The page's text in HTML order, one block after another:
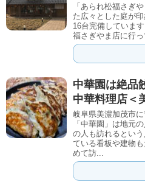
「あられ松福さぎ
た広々とした庭が
16台完備していま
福さぎやま店に行
中華園は絶品
中華料理店＜
岐阜県美濃加茂市
「中華園」は地元
の人も訪れるとい
ている看板や建物
めて訪...